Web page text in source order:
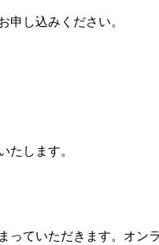
申し込みください。
たします。
っていただきます。オ